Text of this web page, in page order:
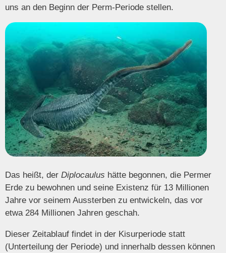
uns an den Beginn der Perm-Periode stellen.
Das heißt, der Diplocaulus hätte begonnen, die Permer
Erde zu bewohnen und seine Existenz für 13 Millionen
Jahre vor seinem Aussterben zu entwickeln, das vor
etwa 284 Millionen Jahren geschah.
Dieser Zeitablauf findet in der Kisurperiode statt
(Unterteilung der Periode) und innerhalb dessen können